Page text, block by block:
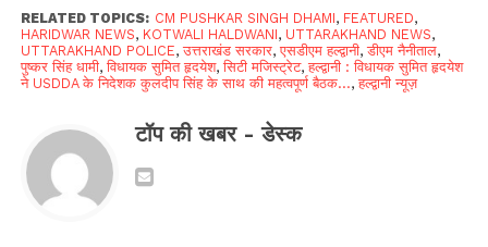
RELATED TOPICS: CM PUSHKAR SINGH DHAMI, FEATURED,
HARIDWAR NEWS, KOTWALI HALDWANI, UTTARAKHAND NEWS,
UTTARAKHAND POLICE,उत्तराखंड सरकार,एसडीएम हल्द्वानी,डीएम नैनीताल,
पुष्कर सिंह धामी,विधायक सुमित हृदयेश,सिटी मजिस्ट्रेट,हल्द्वानी : विधायक सुमित हृदयेश
ने USDDA के निदेशक कुलदीप सिंह के साथ की महत्वपूर्ण बैठक...,हल्द्वानी न्यूज़
टॉप की खबर - डेस्क